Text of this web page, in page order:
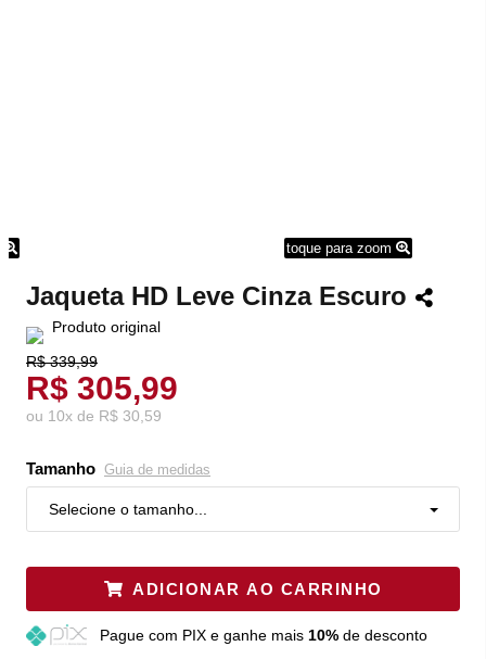
toque para zoom
Jaqueta HD Leve Cinza Escuro
Produto original
R$ 339,99
R$ 305,99
ou 10x de R$ 30,59
Tamanho Guia de medidas
Selecione o tamanho...
ADICIONAR AO CARRINHO
Pague com PIX e ganhe mais 10%de desconto